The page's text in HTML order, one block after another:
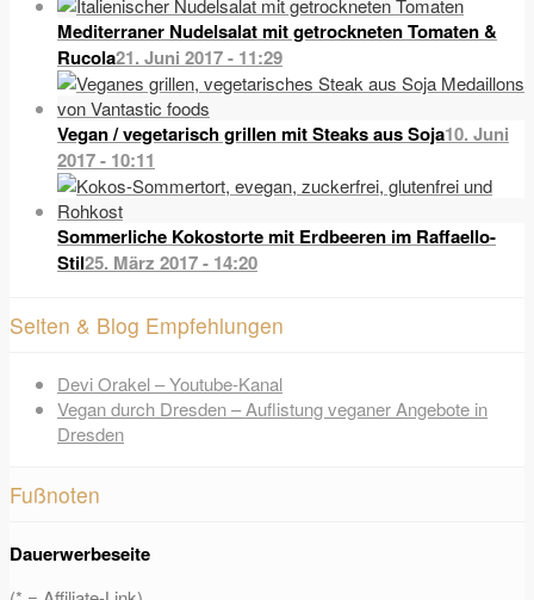
Mediterraner Nudelsalat mit getrockneten Tomaten &
Rucola21. Juni 2017 - 11:29
Vegan / vegetarisch grillen mit Steaks aus Soja10. Juni
2017 - 10:11
Sommerliche Kokostorte mit Erdbeeren im Raffaello-
Stil25. März 2017 - 14:20
Seiten & Blog Empfehlungen
Devi Orakel – Youtube-Kanal
Vegan durch Dresden – Auflistung veganer Angebote in
Dresden
Fußnoten
Dauerwerbeseite